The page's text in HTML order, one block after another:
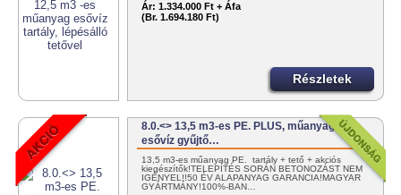
Ár: 1.334.000 Ft + Áfa
(Br. 1.694.180 Ft)
Részletek
8.0.<> 13,5 m3-es PE. PLUS, műanyag
esővíz gyűjtő…
13,5 m3-es műanyag PE. tartály + tető + akciós
kiegészítők!TELEPÍTÉS SORÁN BETONOZÁST NEM
IGÉNYEL!!50 ÉV ALAPANYAG GARANCIA!MAGYAR
GYÁRTMÁNY!100%-BAN…